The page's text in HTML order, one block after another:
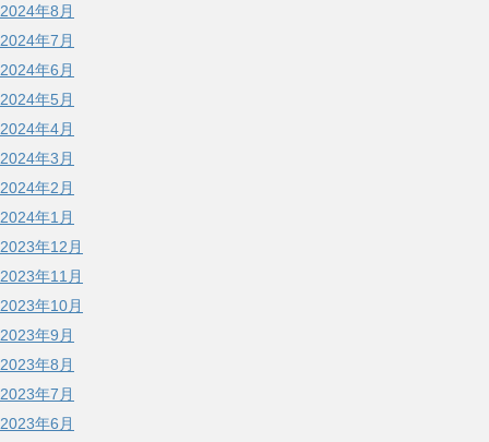
2024年8月
2024年7月
2024年6月
2024年5月
2024年4月
2024年3月
2024年2月
2024年1月
2023年12月
2023年11月
2023年10月
2023年9月
2023年8月
2023年7月
2023年6月